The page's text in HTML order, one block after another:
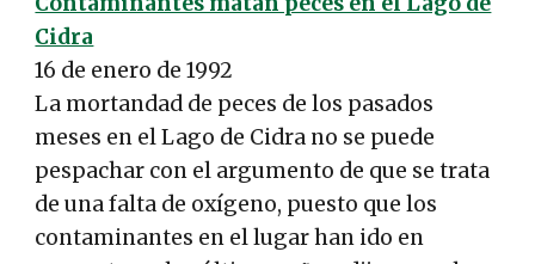
Cidra
16 de enero de 1992
La mortandad de peces de los pasados
meses en el Lago de Cidra no se puede
pespachar con el argumento de que se trata
de una falta de oxígeno, puesto que los
contaminantes en el lugar han ido en